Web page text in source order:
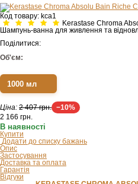
Код товару: kca1
Kerastase Chroma
Шампунь-ванна для живлення та
Поділитися:
Об'єм:
1000 мл
Ціна: 2 407 грн. −10%
2 166 грн.
В наявності
Купити
Додати до списку бажань
Опис
Застосування
Доставка та оплата
Гарантія
Відгуки